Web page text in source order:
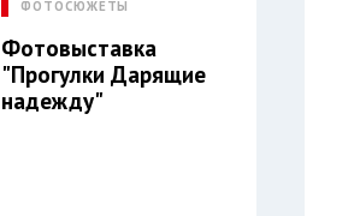
ФОТОСЮЖЕТЫ
Фотовыставка
"Прогулки Дарящие
надежду"